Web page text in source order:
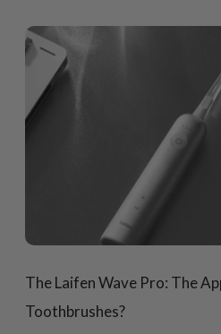
The Laifen Wave Pro: The
Toothbrushes?